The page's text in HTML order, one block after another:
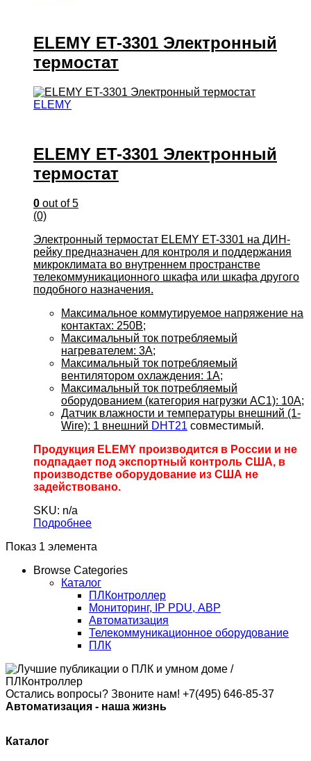
ELEMY ET-3301 Электронный
термостат
ELEMY
ELEMY ET-3301 Электронный
термостат
0 out of 5
(0)
Электронный термостат ELEMY ET-3301 на ДИН-
рейку предназначен для контроля и поддержания
микроклимата во внутреннем пространстве
телекоммуникационного шкафа или шкафа другого
подобного назначения.
Максимальное коммутируемое напряжение на
контактах: 250В;
Максимальный ток потребляемый
нагревателем: 3А;
Максимальный ток потребляемый
вентилятором охлаждения: 1А;
Максимальный ток потребляемый
оборудованием (категория нагрузки AC1): 10А;
Датчик влажности и температуры внешний (1-
Wire): 1 внешний DHT21 совместимый.
Продукция ELEMY производится в России и не
подпадает под экспортный контроль США, в
производстве оборудование из США не
задействовано.
SKU: n/a
Подробнее
Показ 1 элемента
Browse Categories
Каталог
ПЛКонтроллер
Мониторинг, IP PDU, АВР
Автоматизация
Телекоммуникационное оборудование
ПЛК
Остались вопросы? Звоните нам! +7(495) 646-85-37
Автоматизация - наша жизнь
Каталог